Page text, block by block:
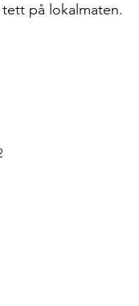
på lokalmaten.